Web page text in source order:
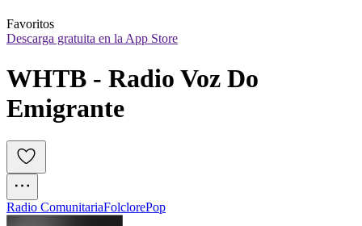
Favoritos
Descarga gratuita en la App Store
WHTB - Radio Voz Do
Emigrante
Radio ComunitariaFolclorePop